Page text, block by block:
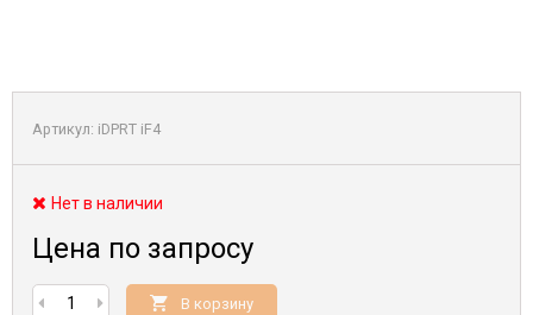
Артикул: iDPRT iF4
Нет в наличии
Цена по запросу
В корзину